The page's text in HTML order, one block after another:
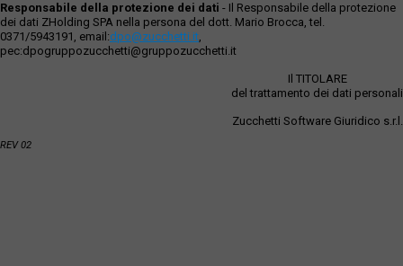
Responsabile della protezione dei dati - Il Responsabile della protezione
dei dati ZHolding SPA nella persona del dott. Mario Brocca, tel.
0371/5943191, email:dpo@zucchetti.it,
pec:dpogruppozucchetti@gruppozucchetti.it
Il TITOLARE
del trattamento dei dati personali
Zucchetti Software Giuridico s.r.l.
REV 02